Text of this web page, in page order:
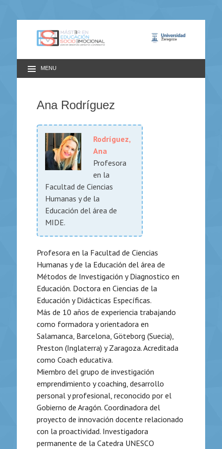
MENU
Ana Rodríguez
Rodríguez,
Ana
Profesora
en la
Facultad de Ciencias
Humanas y de la
Educación del área de
MIDE.
Profesora en la Facultad de Ciencias
Humanas y de la Educación del área de
Métodos de Investigación yDiagnostico en
Educación. Doctora en Ciencias de la
Educación y Didácticas Específicas.
Más de 10 años de experiencia trabajando
como formadora y orientadora en
Salamanca, Barcelona, Göteborg (Suecia),
Preston (Inglaterra) y Zaragoza. Acreditada
como Coach educativa.
Miembro del grupo de investigación
emprendimiento y coaching, desarrollo
personal y profesional, reconocido por el
Gobierno de Aragón. Coordinadora del
proyecto de innovación docente relacionado
con la proactividad. Investigadora
permanente de la Catedra UNESCO